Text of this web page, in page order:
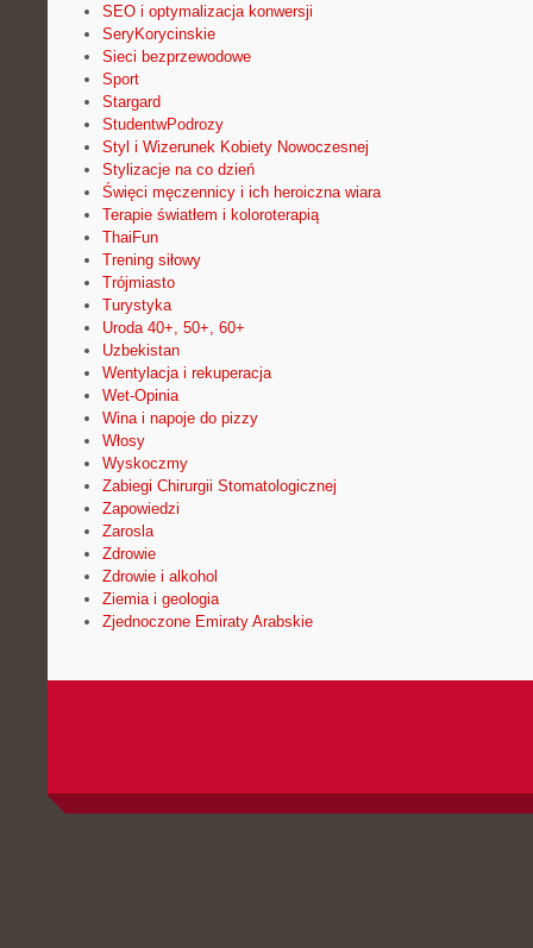
SEO i optymalizacja konwersji
SeryKorycinskie
Sieci bezprzewodowe
Sport
Stargard
StudentwPodrozy
Styl i Wizerunek Kobiety Nowoczesnej
Stylizacje na co dzień
Święci męczennicy i ich heroiczna wiara
Terapie światłem i koloroterapią
ThaiFun
Trening siłowy
Trójmiasto
Turystyka
Uroda 40+, 50+, 60+
Uzbekistan
Wentylacja i rekuperacja
Wet-Opinia
Wina i napoje do pizzy
Włosy
Wyskoczmy
Zabiegi Chirurgii Stomatologicznej
Zapowiedzi
Zarosla
Zdrowie
Zdrowie i alkohol
Ziemia i geologia
Zjednoczone Emiraty Arabskie